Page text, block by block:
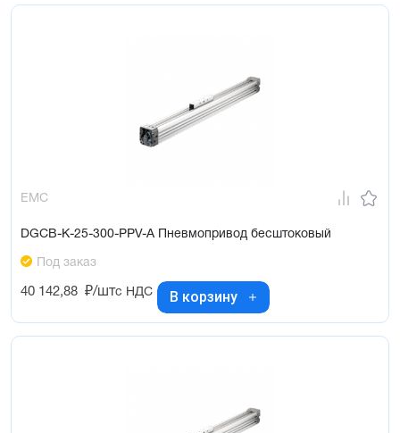
EMC
DGCB-K-25-300-PPV-A Пневмопривод бесштоковый
Под заказ
40 142,88 ₽/штс НДС В корзину